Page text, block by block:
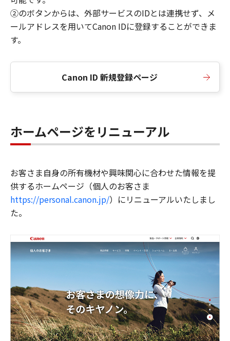
②のボタンからは、外部サービスのIDとは連携せず、メ
ールアドレスを用いてCanon IDに登録することができま
す。
Canon ID 新規登録ページ
ホームページをリニューアル
お客さま自身の所有機材や興味関心に合わせた情報を提
供するホームページ（個人のお客さま
https://personal.canon.jp/）にリニューアルいたしまし
た。